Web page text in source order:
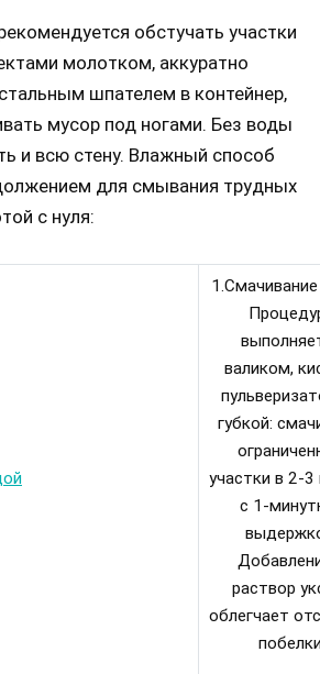
обстучать участки
молотком, аккуратно
шпателем в контейнер,
мусор под ногами. Без воды
и всю стену. Влажный способ
для смывания трудных
с нуля:
валиком,
губкой:
участки в 2-3
с 1-
раствор
облегчает